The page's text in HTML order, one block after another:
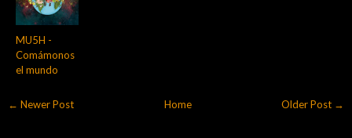
MU5H -
Comámonos
el mundo
← Newer Post Older Post →
Home